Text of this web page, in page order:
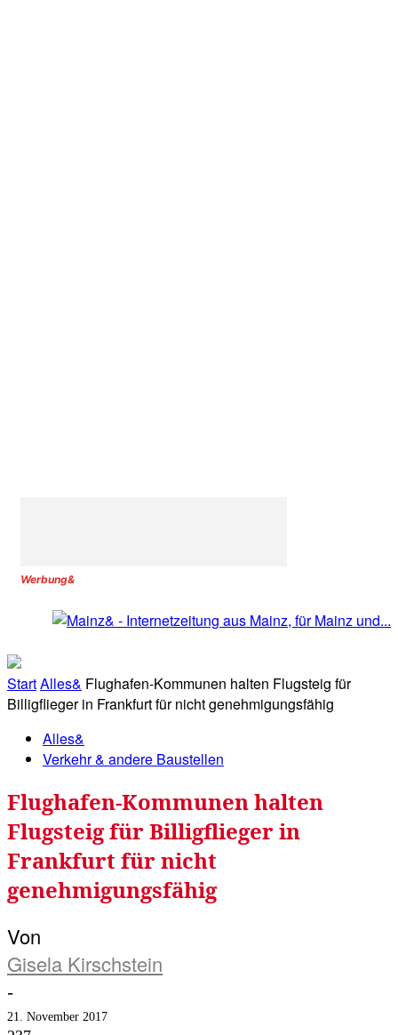
Werbung&
StartAlles& Flughafen-Kommunen halten Flugsteig für
Billigflieger in Frankfurt für nicht genehmigungsfähig
Alles&
Verkehr & andere Baustellen
Flughafen-Kommunen halten
Flugsteig für Billigflieger in
Frankfurt für nicht
genehmigungsfähig
Von
Gisela Kirschstein
-
21. November 2017